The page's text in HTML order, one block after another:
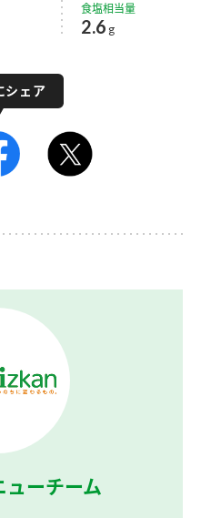
食塩相当量
2.6 g
ューチーム